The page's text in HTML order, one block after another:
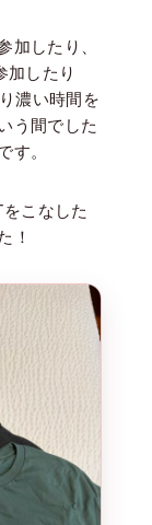
加したり、
加したり
濃い時間を
う間でした
す。
こなした
！